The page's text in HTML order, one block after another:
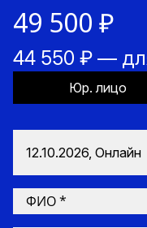
49 500 ₽
44 550 ₽ —
Юр. лицо
12.10.2026, Онлайн